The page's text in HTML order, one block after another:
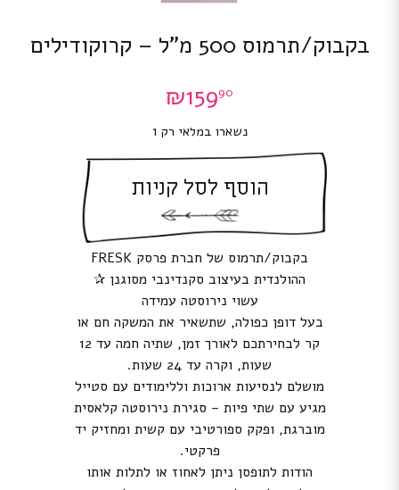
בקבוק/תרמוס 500 מ”ל – קרוקודילים
₪15990
נשארו במלאי רק 1
הוסף לסל קניות
בקבוק/תרמוס של חברת פרסק FRESK
ההולנדית בעיצוב סקנדינבי מסוגנן ✰
עשוי נירוסטה עמידה
בעל דופן כפולה, שתשאיר את המשקה חם או
קר לבחירתכם לאורך זמן, שתיה חמה עד 12
שעות, וקרה עד 24 שעות.
מושלם לנסיעות ארוכות וללימודים עם סטייל
מגיע עם שתי פיות – סגירת נירוסטה קלאסית
מוברגת, ופקק ספורטיבי עם קשית ומחזיק יד
פרקטי.
הודות לתופסן ניתן לאחוז או לתלות אותו